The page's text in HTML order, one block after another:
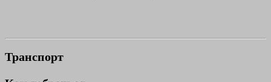
Транспорт